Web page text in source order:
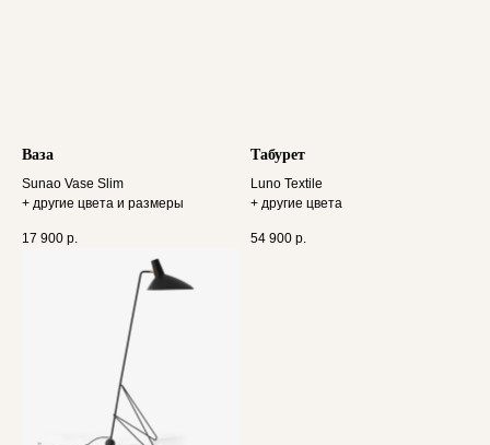
Ваза
Sunao Vase Slim
+ другие цвета и размеры
17 900 р.
Табурет
Luno Textile
+ другие цвета
54 900 р.